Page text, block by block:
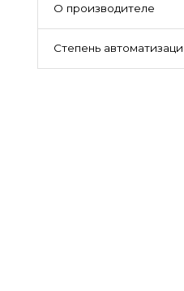
О производителе
Степень